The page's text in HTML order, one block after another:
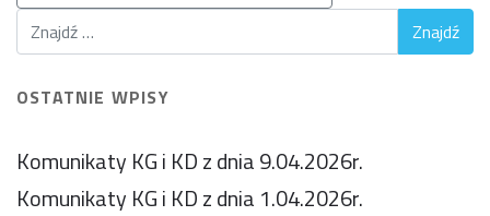
OSTATNIE WPISY
Komunikaty KG i KD z dnia 9.04.2026r.
Komunikaty KG i KD z dnia 1.04.2026r.